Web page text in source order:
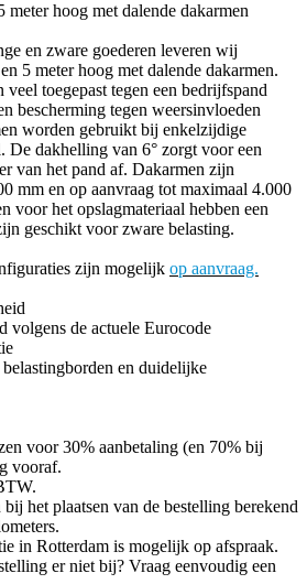
meter hoog met dalende dakarmen
en zware goederen leveren wij
5 meter hoog met dalende dakarmen.
toegepast tegen een bedrijfspand
bescherming tegen weersinvloeden
worden gebruikt bij enkelzijdige
De dakhelling van 6° zorgt voor een
van het pand af. Dakarmen zijn
mm en op aanvraag tot maximaal 4.000
voor het opslagmateriaal hebben een
geschikt voor zware belasting.
zijn mogelijk op aanvraag.
volgens de actuele Eurocode
en duidelijke
voor 30% aanbetaling (en 70% bij
vooraf.
het plaatsen van de bestelling berekend
in Rotterdam is mogelijk op afspraak.
er niet bij? Vraag eenvoudig een